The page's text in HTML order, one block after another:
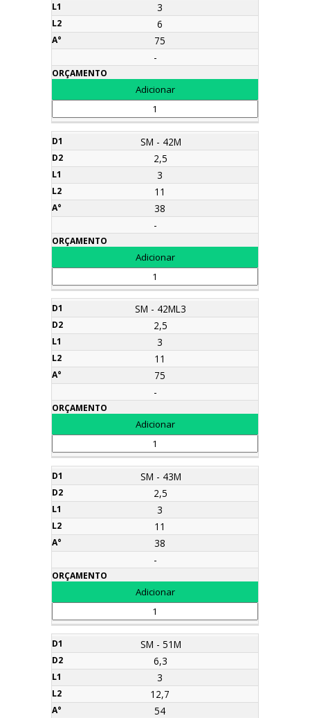
3
6
75
-
SM - 42M
2,5
3
11
38
-
SM - 42ML3
2,5
3
11
75
-
SM - 43M
2,5
3
11
38
-
SM - 51M
6,3
3
12,7
54